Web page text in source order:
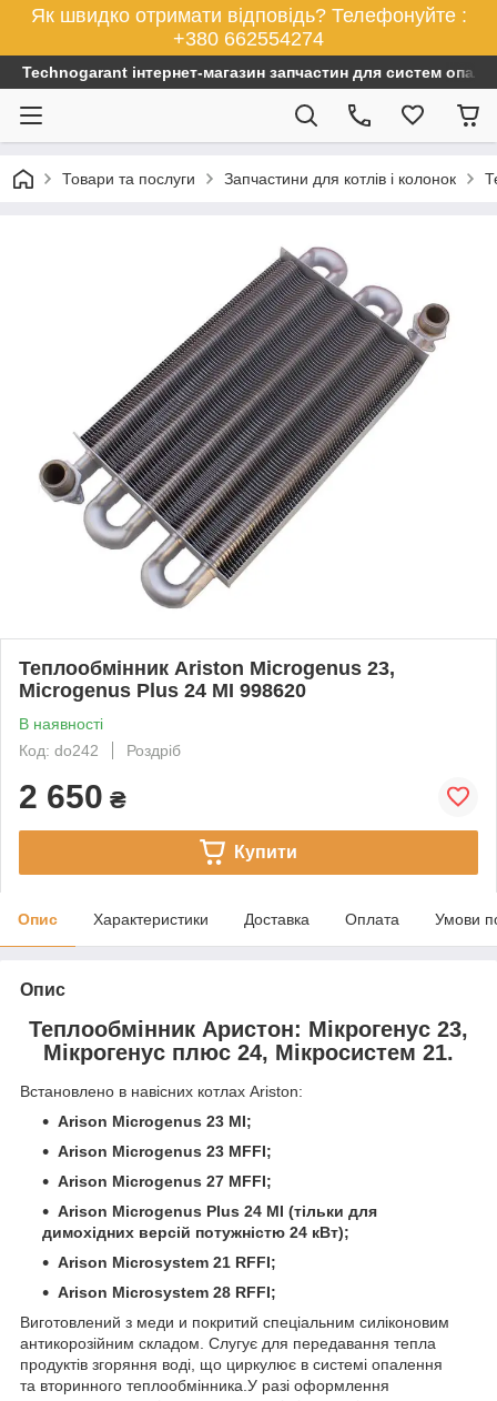
Як швидко отримати відповідь? Телефонуйте :
+380 662554274
Technogarant інтернет-магазин запчастин для систем
Товари та послуги Запчастини для котлів і колонок
Теплообмінник Ariston Microgenus 23,
Microgenus Plus 24 MI 998620
В наявності
Код: do242
Роздріб
2 650 ₴
Купити
Опис Характеристики Доставка Оплата Умови
Опис
Теплообмінник Аристон: Мікрогенус 23,
Мікрогенус плюс 24, Мікросистем 21.
Встановлено в навісних котлах Ariston:
Arison Microgenus 23 MI;
Arison Microgenus 23 MFFI;
Arison Microgenus 27 MFFI;
Arison Microgenus Plus 24 MI (тільки для
димохідних версій потужністю 24 кВт);
Arison Microsystem 21 RFFI;
Arison Microsystem 28 RFFI;
Виготовлений з меди и покритий спеціальним силіконовим
антикорозійним складом. Слугує для передавання тепла
продуктів згоряння воді, що циркулює в системі опалення
та вторинного теплообмінника.У разі оформлення